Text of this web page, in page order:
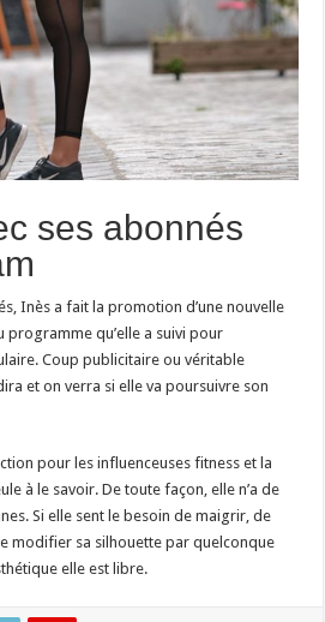
ses abonnés
Inès a fait la promotion d’une nouvelle
qu’elle a suivi pour
Coup publicitaire ou véritable
et on verra si elle va poursuivre son
pour les influenceuses fitness et la
à le savoir. De toute façon, elle n’a de
Si elle sent le besoin de maigrir, de
modifier sa silhouette par quelconque
elle est libre.